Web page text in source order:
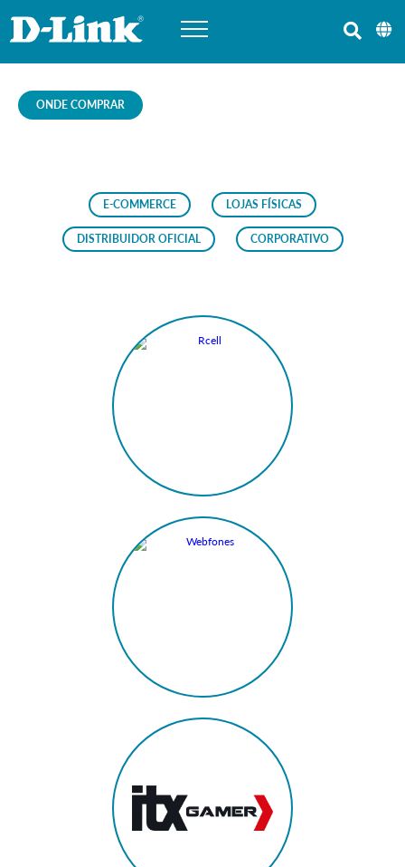
ONDE COMPRAR
E-COMMERCE LOJAS FÍSICAS
DISTRIBUIDOR OFICIAL CORPORATIVO